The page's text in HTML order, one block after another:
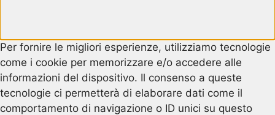
Per fornire le migliori esperienze, utilizziamo tecnologie
come i cookie per memorizzare e/o accedere alle
informazioni del dispositivo. Il consenso a queste
tecnologie ci permetterà di elaborare dati come il
comportamento di navigazione o ID unici su questo